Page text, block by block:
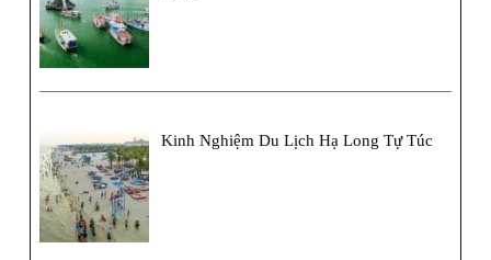
giảm
giá
Kinh Nghiệm Du Lịch Hạ Long Tự Túc